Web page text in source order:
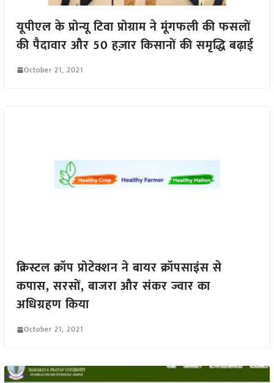
यूपीएल के प्रोन्यू टिवा प्रोग्राम ने मूंगफली की फसलों
की पैदावार और 50 हज़ार किसानों की समृद्धि बढ़ाई
October 21, 2021
क्रिस्टल क्रॉप प्रोटेक्शन ने बायर क्रॉपसाइंस से
कपास, सरसों, बाजरा और संकर ज्वार का
अधिग्रहण किया
October 21, 2021